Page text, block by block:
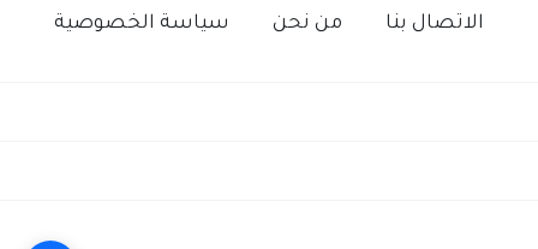
الاتصال بنا من نحن سياسة الخصوصية